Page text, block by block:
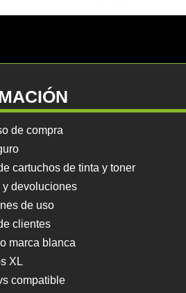
de compra
cartuchos de tinta y toner
y devoluciones
de uso
clientes
marca blanca
XL
compatible